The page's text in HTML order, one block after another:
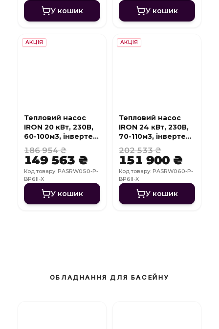
У кошик У кошик
АКЦІЯ
Тепловий насос
IRON 20 кВт, 230В,
60-100м3, інвертер,
з охолодженням,
WI-FI
186 954 ₴
149 563 ₴
Код товару: PASRW050-P-
BP6II-X
У кошик
АКЦІЯ
Тепловий насос
IRON 24 кВт, 230В,
70-110м3, інвертер,
з охолодженням,
WI-FI
202 533 ₴
151 900 ₴
Код товару: PASRW060-P-
BP6II-X
У кошик
ОБЛАДНАННЯ ДЛЯ БАСЕЙНУ